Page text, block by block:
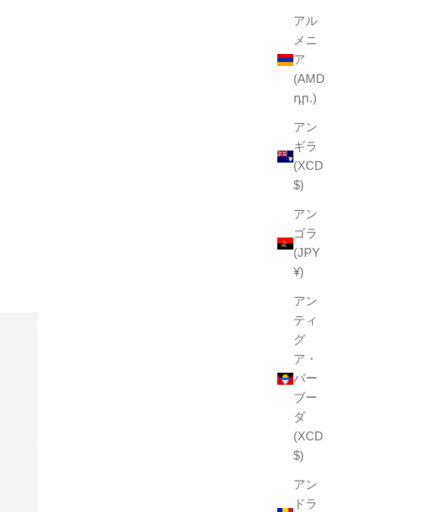
アル
メニ
ア
(AMD
դր.)
アン
ギラ
(XCD
$)
アン
ゴラ
(JPY
¥)
アン
ティ
グ
ア・
バー
ブー
ダ
(XCD
$)
アン
ドラ